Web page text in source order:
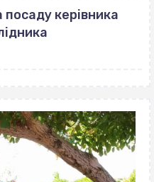
керівника